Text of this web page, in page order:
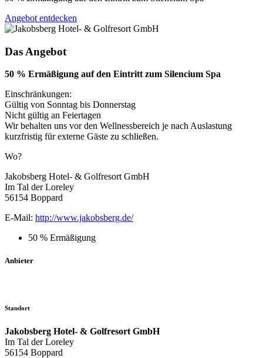
Angebot entdecken
Das Angebot
50 % Ermäßigung auf den Eintritt zum Silencium Spa
Einschränkungen:
Gültig von Sonntag bis Donnerstag
Nicht gültig an Feiertagen
Wir behalten uns vor den Wellnessbereich je nach Auslastung
kurzfristig für externe Gäste zu schließen.
Wo?
Jakobsberg Hotel- & Golfresort GmbH
Im Tal der Loreley
56154 Boppard
E-Mail: http://www.jakobsberg.de/
50 % Ermäßigung
Anbieter
Standort
Jakobsberg Hotel- & Golfresort GmbH
Im Tal der Loreley
56154 Boppard